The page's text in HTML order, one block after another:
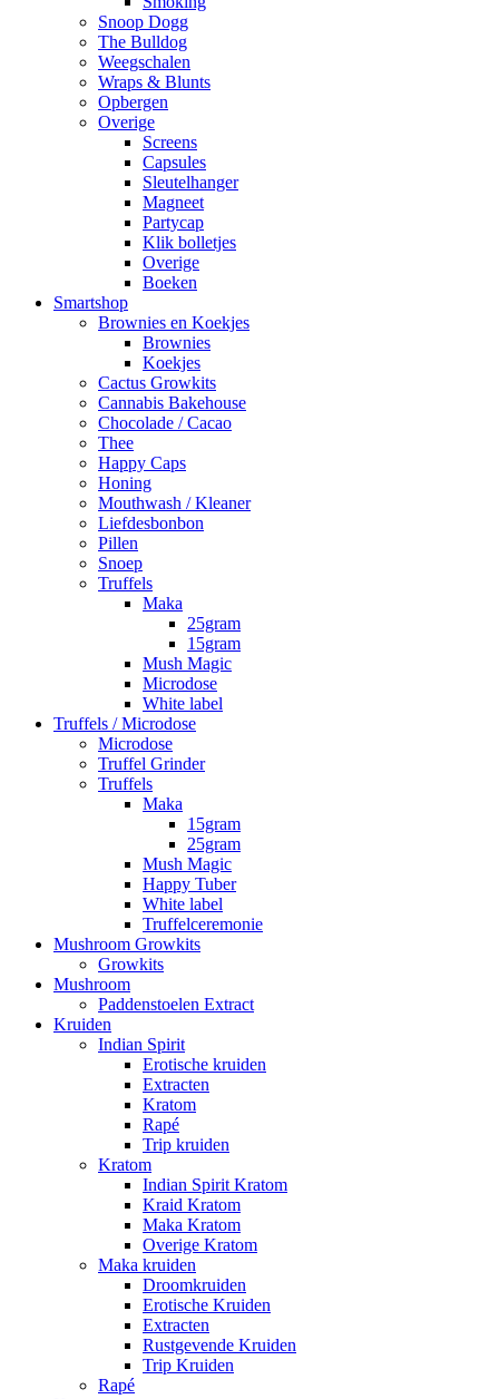
Snoop Dogg
The Bulldog
Weegschalen
Wraps & Blunts
Opbergen
Overige
Screens
Capsules
Sleutelhanger
Magneet
Partycap
Klik bolletjes
Overige
Boeken
Smartshop
Brownies en Koekjes
Brownies
Koekjes
Cactus Growkits
Cannabis Bakehouse
Chocolade / Cacao
Thee
Happy Caps
Honing
Mouthwash / Kleaner
Liefdesbonbon
Pillen
Snoep
Truffels
Maka
25gram
15gram
Mush Magic
Microdose
White label
Truffels / Microdose
Microdose
Truffel Grinder
Truffels
Maka
15gram
25gram
Mush Magic
Happy Tuber
White label
Truffelceremonie
Mushroom Growkits
Growkits
Mushroom
Paddenstoelen Extract
Kruiden
Indian Spirit
Erotische kruiden
Extracten
Kratom
Rapé
Trip kruiden
Kratom
Indian Spirit Kratom
Kraid Kratom
Maka Kratom
Overige Kratom
Maka kruiden
Droomkruiden
Erotische Kruiden
Extracten
Rustgevende Kruiden
Trip Kruiden
Rapé